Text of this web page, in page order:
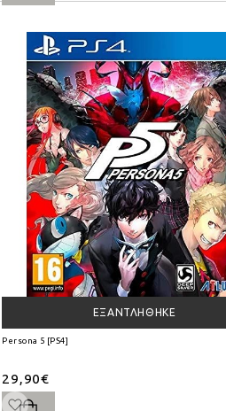
ΕΞΑΝΤΛΉΘΗΚΕ
Persona 5 [PS4]
29,90€